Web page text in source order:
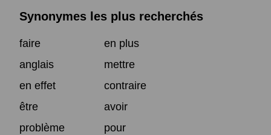
Synonymes les plus recherchés
faire
en plus
anglais
mettre
en effet
contraire
être
avoir
problème
pour